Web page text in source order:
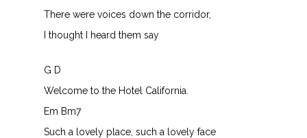
There were voices down the corridor,
I thought I heard them say
G D
Welcome to the Hotel California.
Em Bm7
Such a lovely place, such a lovely face